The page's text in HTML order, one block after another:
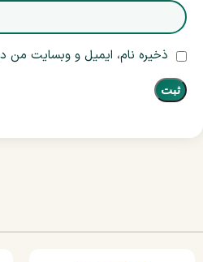
ذخیره نام، ایمیل و وبسایت من